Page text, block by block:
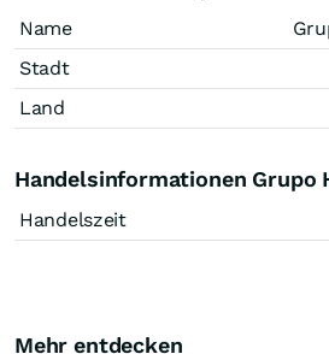
Name
Stadt
Land
Handelsinformationen Grupo
Handelszeit
Mehr entdecken